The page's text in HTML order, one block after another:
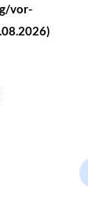
vor-